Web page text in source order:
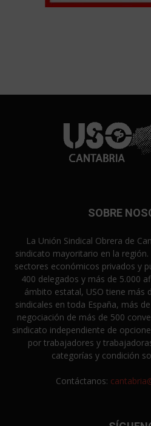
SOBRE
La Unión Sindical Obrera de
sindicato mayoritario en la
sectores económicos privados y
400 delegados y más de 5.000
ámbito estatal, USO tiene más
sindicales en toda España, más
negociación de más de 500
sindicato independiente de
por trabajadores y
categorías y condición
Contáctanos: